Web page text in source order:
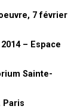
jamais fait ?» En
« . Voilà, c’est le
voulais le
On l’a fait
7 février
– Espace
Sainte-
Paris